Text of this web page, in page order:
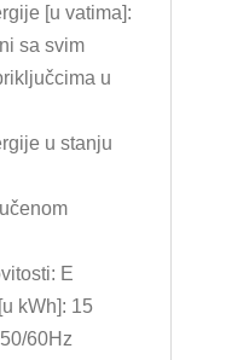
[u vatima]:
sa svim
u
u stanju
E
kWh]: 15
60Hz